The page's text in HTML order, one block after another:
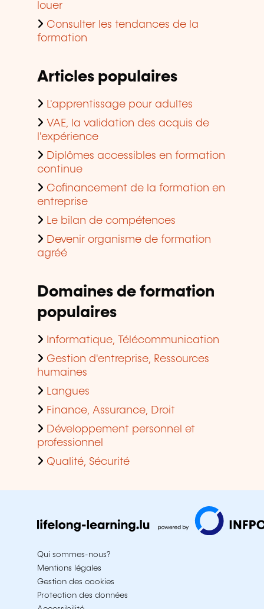
louer
Consulter les tendances de la
formation
Articles populaires
L'apprentissage pour adultes
VAE, la validation des acquis de
l'expérience
Diplômes accessibles en formation
continue
Cofinancement de la formation en
entreprise
Le bilan de compétences
Devenir organisme de formation
agréé
Domaines de formation
populaires
Informatique, Télécommunication
Gestion d'entreprise, Ressources
humaines
Langues
Finance, Assurance, Droit
Développement personnel et
professionnel
Qualité, Sécurité
Qui sommes-nous?
Mentions légales
Gestion des cookies
Protection des données